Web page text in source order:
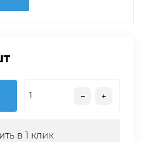
в 1 клик